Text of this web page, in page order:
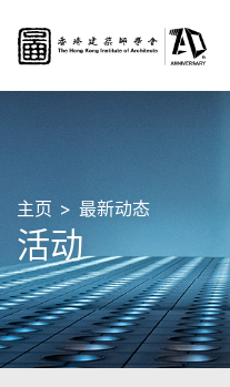
主页 最新动态
活动